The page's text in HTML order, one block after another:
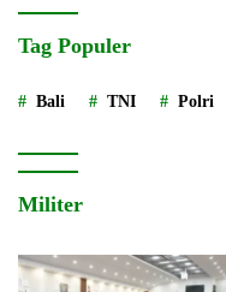
Tag Populer
Bali TNI Polri
Militer